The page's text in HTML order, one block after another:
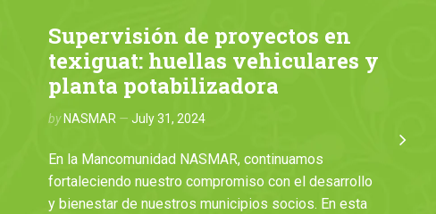
Supervisión de proyectos en
texiguat: huellas vehiculares y
planta potabilizadora
by NASMAR July 31, 2024
En la Mancomunidad NASMAR, continuamos
fortaleciendo nuestro compromiso con el desarrollo
y bienestar de nuestros municipios socios. En esta